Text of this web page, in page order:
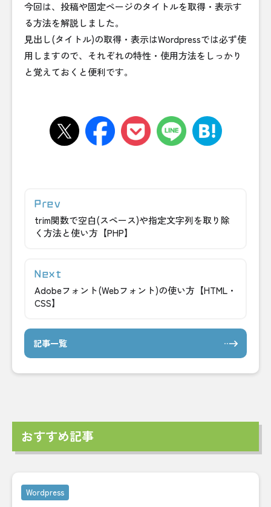
今回は、投稿や固定ページのタイトルを取得・表示す
る方法を解説しました。
見出し(タイトル)の取得・表示はWordpressでは必ず使
用しますので、それぞれの特性・使用方法をしっかり
と覚えておくと便利です。
trim関数で空白(スペース)や指定文字列を取り除
く方法と使い方【PHP】
Adobeフォント(Webフォント)の使い方【HTML・
CSS】
記事一覧
おすすめ記事
Wordpress